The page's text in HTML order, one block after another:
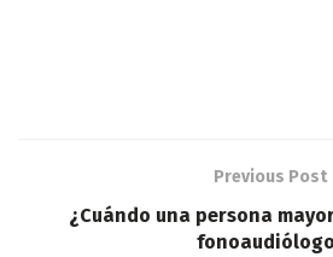
Previous Post
¿Cuándo una persona